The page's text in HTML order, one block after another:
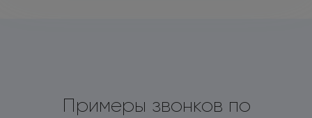
Примеры звонков по